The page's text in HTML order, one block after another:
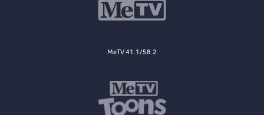
MeTV 41.1/58.2